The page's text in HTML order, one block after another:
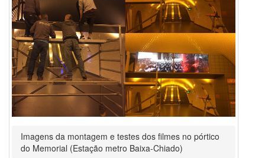
Imagens da montagem e testes dos filmes no pórtico
do Memorial (Estação metro Baixa-Chiado)